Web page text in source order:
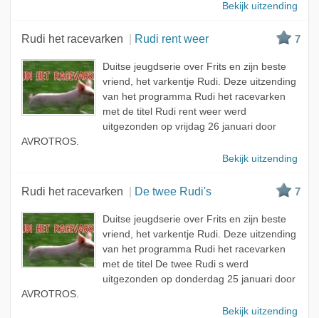
Bekijk uitzending
Rudi het racevarken Rudi rent weer 7
Duitse jeugdserie over Frits en zijn beste
vriend, het varkentje Rudi. Deze uitzending
van het programma Rudi het racevarken
met de titel Rudi rent weer werd
uitgezonden op vrijdag 26 januari door
AVROTROS.
Bekijk uitzending
Rudi het racevarken De twee Rudi's 7
Duitse jeugdserie over Frits en zijn beste
vriend, het varkentje Rudi. Deze uitzending
van het programma Rudi het racevarken
met de titel De twee Rudi s werd
uitgezonden op donderdag 25 januari door
AVROTROS.
Bekijk uitzending